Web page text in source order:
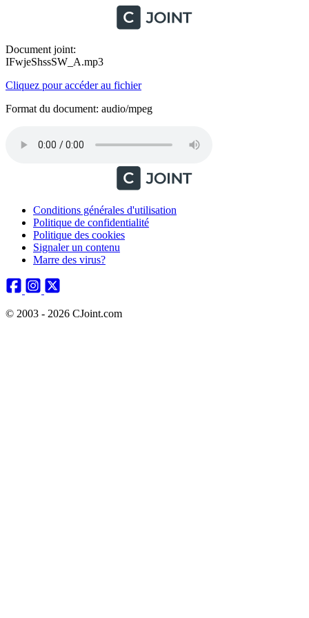
Document joint:
IFwjeShssSW_A.mp3
Cliquez pour accéder au fichier
Format du document: audio/mpeg
Conditions générales d'utilisation
Politique de confidentialité
Politique des cookies
Signaler un contenu
Marre des virus?
© 2003 - 2026 CJoint.com